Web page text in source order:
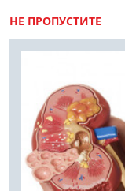
НЕ ПРОПУСТИТЕ